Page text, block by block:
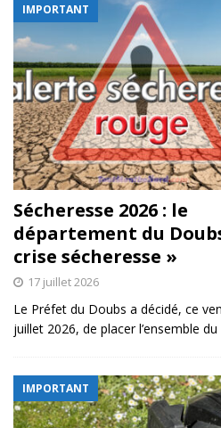
IMPORTANT
Sécheresse 2026 : le
département du
crise sécheresse »
17 juillet 2026
Le Préfet du Doubs a décidé, ce
juillet 2026, de placer l’ensemble du
IMPORTANT